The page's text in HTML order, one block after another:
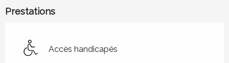
Prestations
Accès handicapés